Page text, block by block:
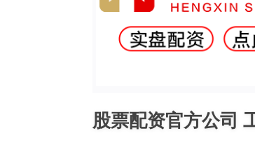
股票配资官方公司